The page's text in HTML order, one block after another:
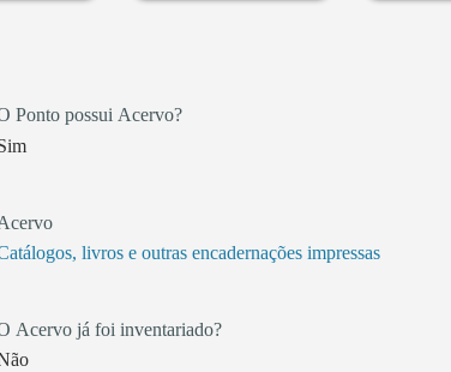
Ponto possui Acervo?
livros e outras encadernações impressas
Acervo já foi inventariado?